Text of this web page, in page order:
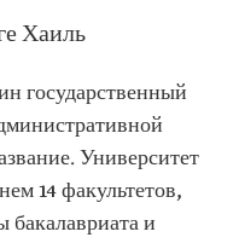
Хаиль
государственный
Университет
14 факультетов,
бакалавриата и